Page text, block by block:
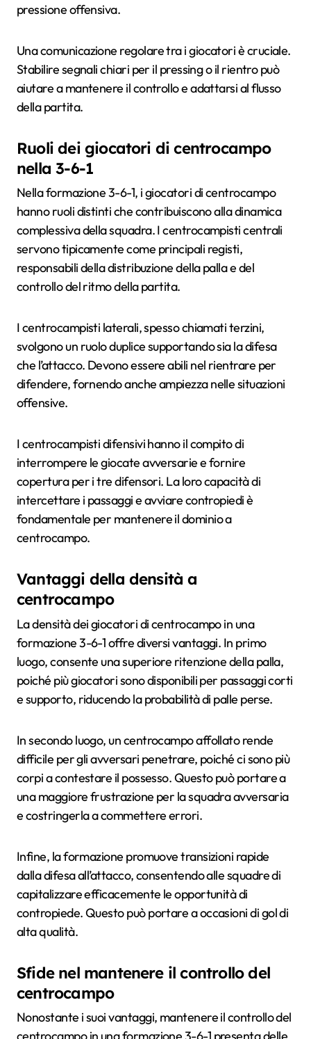
pressione offensiva.
Una comunicazione regolare tra i giocatori è cruciale.
Stabilire segnali chiari per il pressing o il rientro può
aiutare a mantenere il controllo e adattarsi al flusso
della partita.
Ruoli dei giocatori di centrocampo
nella 3-6-1
Nella formazione 3-6-1, i giocatori di centrocampo
hanno ruoli distinti che contribuiscono alla dinamica
complessiva della squadra. I centrocampisti centrali
servono tipicamente come principali registi,
responsabili della distribuzione della palla e del
controllo del ritmo della partita.
I centrocampisti laterali, spesso chiamati terzini,
svolgono un ruolo duplice supportando sia la difesa
che l’attacco. Devono essere abili nel rientrare per
difendere, fornendo anche ampiezza nelle situazioni
offensive.
I centrocampisti difensivi hanno il compito di
interrompere le giocate avversarie e fornire
copertura per i tre difensori. La loro capacità di
intercettare i passaggi e avviare contropiedi è
fondamentale per mantenere il dominio a
centrocampo.
Vantaggi della densità a
centrocampo
La densità dei giocatori di centrocampo in una
formazione 3-6-1 offre diversi vantaggi. In primo
luogo, consente una superiore ritenzione della palla,
poiché più giocatori sono disponibili per passaggi corti
e supporto, riducendo la probabilità di palle perse.
In secondo luogo, un centrocampo affollato rende
difficile per gli avversari penetrare, poiché ci sono più
corpi a contestare il possesso. Questo può portare a
una maggiore frustrazione per la squadra avversaria
e costringerla a commettere errori.
Infine, la formazione promuove transizioni rapide
dalla difesa all’attacco, consentendo alle squadre di
capitalizzare efficacemente le opportunità di
contropiede. Questo può portare a occasioni di gol di
alta qualità.
Sfide nel mantenere il controllo del
centrocampo
Nonostante i suoi vantaggi, mantenere il controllo del